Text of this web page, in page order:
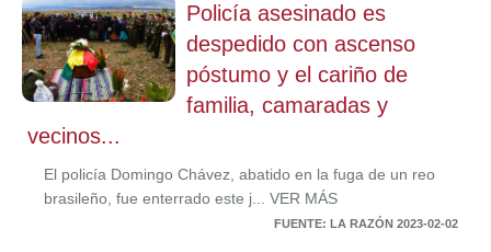
Policía asesinado es
despedido con ascenso
póstumo y el cariño de
familia, camaradas y
vecinos...
El policía Domingo Chávez, abatido en la fuga de un reo
brasileño, fue enterrado este j... VER MÁS
FUENTE: LA RAZÓN 2023-02-02